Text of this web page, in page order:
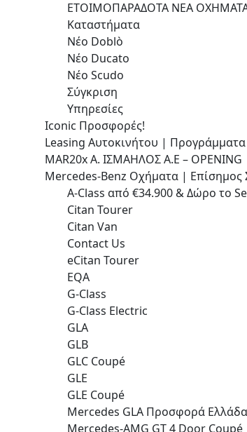
ΕΤΟΙΜΟΠΑΡΑΔΟΤΑ ΝΕΑ ΟΧΗΜΑΤΑ
Καταστήματα
Νέο Doblò
Νέο Ducato
Νέο Scudo
Σύγκριση
Υπηρεσίες
Iconic Προσφορές!
Leasing Αυτοκινήτου | Προγράμματα
MAR20x Α. ΙΣΜΑΗΛΟΣ Α.Ε – OPENING
Mercedes-Benz Οχήματα | Επίσημος
A-Class από €34.900 & Δώρο το
Citan Tourer
Citan Van
Contact Us
eCitan Tourer
EQA
G-Class
G-Class Electric
GLA
GLB
GLC Coupé
GLE
GLE Coupé
Mercedes GLA Προσφορά
Mercedes-AMG GT 4 Door Coupé